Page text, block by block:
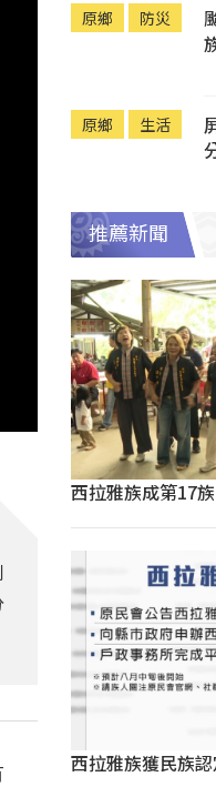
原鄉 防災
原鄉 生活
推薦新聞
西拉雅族成第17
西拉雅族獲民族